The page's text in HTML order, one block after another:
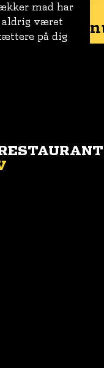
mad har
aldrig været
på dig